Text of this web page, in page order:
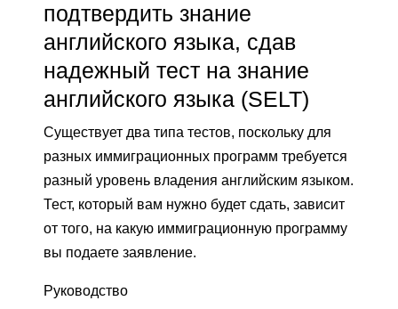
подтвердить знание
английского языка, сдав
надежный тест на знание
английского языка (SELT)
Существует два типа тестов, поскольку для
разных иммиграционных программ требуется
разный уровень владения английским языком.
Тест, который вам нужно будет сдать, зависит
от того, на какую иммиграционную программу
вы подаете заявление.
Руководство